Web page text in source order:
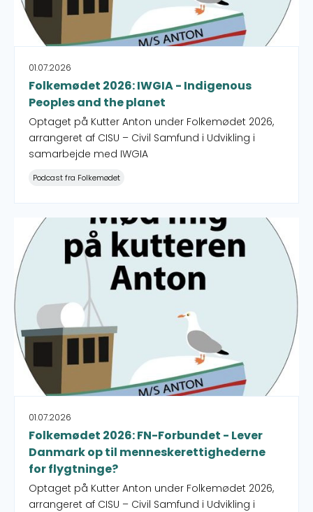
01.07.2026
Folkemødet 2026: IWGIA - Indigenous
Peoples and the planet
Optaget på Kutter Anton under Folkemødet 2026,
arrangeret af CISU – Civil Samfund i Udvikling i
samarbejde med IWGIA
Podcast fra Folkemødet
01.07.2026
Folkemødet 2026: FN-Forbundet - Lever
Danmark op til menneskerettighederne
for flygtninge?
Optaget på Kutter Anton under Folkemødet 2026,
arrangeret af CISU – Civil Samfund i Udvikling i
Folkemødet 2026: FN-Forbundet - Lever Danmark op